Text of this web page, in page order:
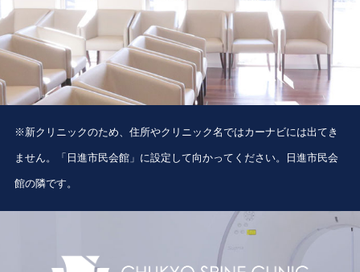
※新クリニックのため、住所やクリニック名ではカーナビには出てき
ません。「日進市民会館」に設定して向かってください。日進市民会
館の隣です。